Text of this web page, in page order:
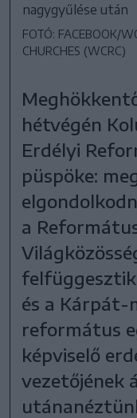
nagygyűlése után
FOTÓ: FACEBOOK/
CHURCHES (WCRC)
hétvégén
Erdélyi
püspöke:
a
és a Kárpát-
református
képviselő
vezetőjének